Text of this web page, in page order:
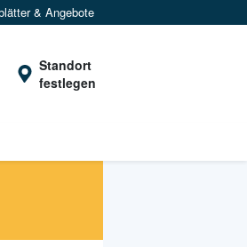
& Angebote
Standort
festlegen